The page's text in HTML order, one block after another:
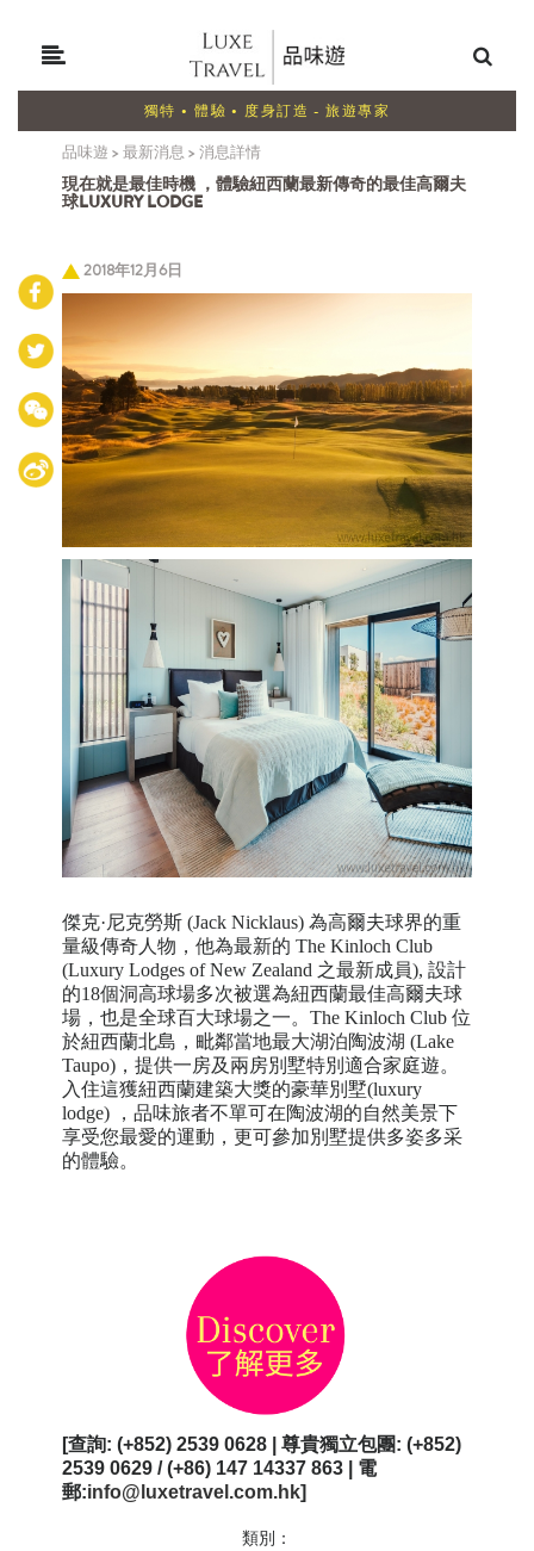
獨特 • 體驗 • 度身訂造 - 旅遊專家
品味遊 >最新消息 >消息詳情
現在就是最佳時機 ，體驗紐西蘭最新傳奇的最佳高爾夫
球LUXURY LODGE
2018年12月6日
傑克·尼克勞斯 (Jack Nicklaus) 為高爾夫球界的重
量級傳奇人物，他為最新的 The Kinloch Club
(Luxury Lodges of New Zealand 之最新成員), 設計
的18個洞高球場多次被選為紐西蘭最佳高爾夫球
場，也是全球百大球場之一。The Kinloch Club 位
於紐西蘭北島，毗鄰當地最大湖泊陶波湖 (Lake
Taupo)，提供一房及兩房別墅特別適合家庭遊。
入住這獲紐西蘭建築大獎的豪華別墅(luxury
lodge)
，品味旅者不單可在陶波湖的自然美景下
享受您最愛的運動，更可參加別墅提供多姿多采
的體驗。
[查詢: (+852) 2539 0628 | 尊貴獨立包團: (+852)
2539 0629 / (+86) 147 14337 863 | 電
郵:info@luxetravel.com.hk]
類別：